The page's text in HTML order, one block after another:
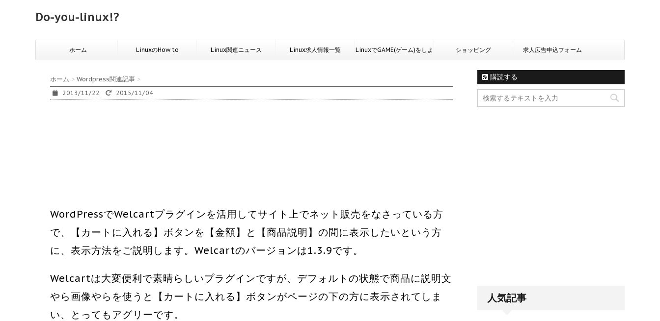
Do-you-linux!?
ホーム LinuxのHow to Linux関連ニュース Linux求人情報一覧 LinuxでGAME(ゲーム)をしよ ショッピング 求人広告申込フォーム
ホーム > Wordpress関連記事 >
2013/11/22 2015/11/04
WordPressでWelcartプラグインを活用してサイト上でネット販売をなさっている方
で、【カートに入れる】ボタンを【金額】と【商品説明】の間に表示したいという方
に、表示方法をご説明します。Welcartのバージョンは1.3.9です。
Welcartは大変便利で素晴らしいプラグインですが、デフォルトの状態で商品に説明文
やら画像やらを使うと【カートに入れる】ボタンがページの下の方に表示されてしま
い、とってもアグリーです。
購読する
人気記事